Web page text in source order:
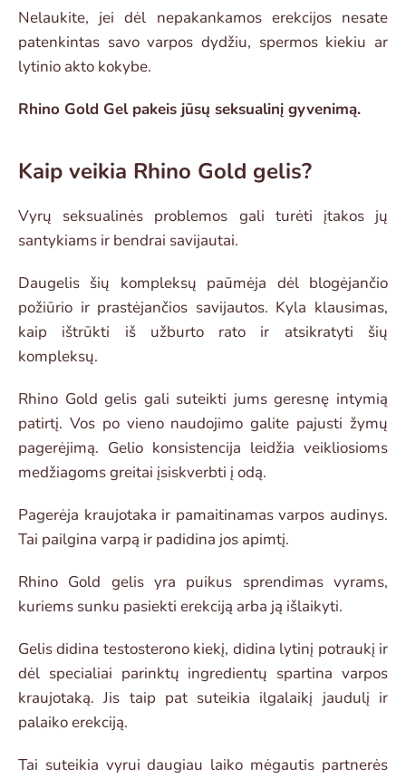
Nelaukite, jei dėl nepakankamos erekcijos nesate
patenkintas savo varpos dydžiu, spermos kiekiu ar
lytinio akto kokybe.
Rhino Gold Gel pakeis jūsų seksualinį gyvenimą.
Kaip veikia Rhino Gold gelis?
Vyrų seksualinės problemos gali turėti įtakos jų
santykiams ir bendrai savijautai.
Daugelis šių kompleksų paūmėja dėl blogėjančio
požiūrio ir prastėjančios savijautos. Kyla klausimas,
kaip ištrūkti iš užburto rato ir atsikratyti šių
kompleksų.
Rhino Gold gelis gali suteikti jums geresnę intymią
patirtį. Vos po vieno naudojimo galite pajusti žymų
pagerėjimą. Gelio konsistencija leidžia veikliosioms
medžiagoms greitai įsiskverbti į odą.
Pagerėja kraujotaka ir pamaitinamas varpos audinys.
Tai pailgina varpą ir padidina jos apimtį.
Rhino Gold gelis yra puikus sprendimas vyrams,
kuriems sunku pasiekti erekciją arba ją išlaikyti.
Gelis didina testosterono kiekį, didina lytinį potraukį ir
dėl specialiai parinktų ingredientų spartina varpos
kraujotaką. Jis taip pat suteikia ilgalaikį jaudulį ir
palaiko erekciją.
Tai suteikia vyrui daugiau laiko mėgautis partnerės